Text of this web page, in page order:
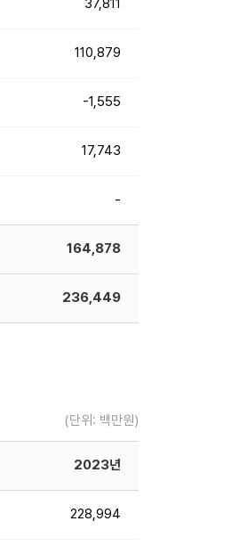
37,811
110,879
-1,555
17,743
-
164,878
236,449
(단위: 백만원)
2023년
228,994